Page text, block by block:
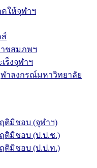
คให้จุฬาฯ
ส์
ชสมภพฯ
ร็งจุฬาฯ
ฬาลงกรณ์มหาวิทยาลัย
ติมิชอบ (จุฬาฯ)
ติมิชอบ (ป.ป.ช.)
ติมิชอบ (ป.ป.ท.)